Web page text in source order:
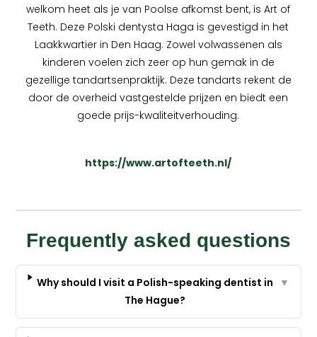
welkom heet als je van Poolse afkomst bent, is Art of
Teeth. Deze Polski dentysta Haga is gevestigd in het
Laakkwartier in Den Haag. Zowel volwassenen als
kinderen voelen zich zeer op hun gemak in de
gezellige tandartsenpraktijk. Deze tandarts rekent de
door de overheid vastgestelde prijzen en biedt een
goede prijs-kwaliteitverhouding.
https://www.artofteeth.nl/
Frequently asked questions
Why should I visit a Polish-speaking dentist in
The Hague?
▼